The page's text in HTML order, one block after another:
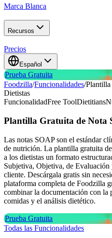
Marca Blanca
Recursos
Precios
Español
Prueba Gratuita
Foodzilla/Funcionalidades/Plantilla
Dietistas
FuncionalidadFree ToolDietitians
Plantilla Gratuita de Nota
Las notas SOAP son el estándar
de nutrición. La plantilla gratuita
a los dietistas un formato
Subjetiva, Objetiva, de Evaluación
cliente. Descárgala gratis sin
plataforma completa de Foodzilla
combinar la documentación con la
comidas y el análisis dietético.
Prueba Gratuita
Todas las Funcionalidades